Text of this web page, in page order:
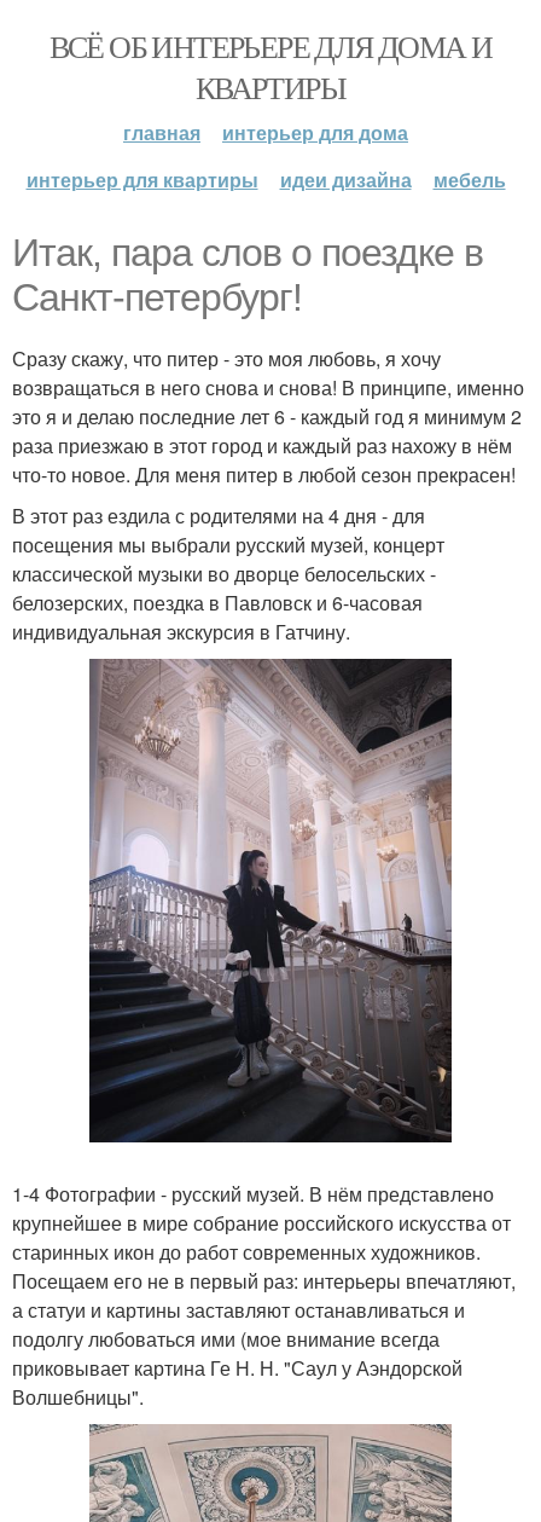
ВСЁ ОБ ИНТЕРЬЕРЕ ДЛЯ ДОМА И
КВАРТИРЫ
главная
интерьер для дома
интерьер для квартиры
идеи дизайна мебель
Итак, пара слов о поездке в
Санкт-петербург!
Сразу скажу, что питер - это моя любовь, я хочу
возвращаться в него снова и снова! В принципе, именно
это я и делаю последние лет 6 - каждый год я минимум 2
раза приезжаю в этот город и каждый раз нахожу в нём
что-то новое. Для меня питер в любой сезон прекрасен!
В этот раз ездила с родителями на 4 дня - для
посещения мы выбрали русский музей, концерт
классической музыки во дворце белосельских -
белозерских, поездка в Павловск и 6-часовая
индивидуальная экскурсия в Гатчину.
1-4 Фотографии - русский музей. В нём представлено
крупнейшее в мире собрание российского искусства от
старинных икон до работ современных художников.
Посещаем его не в первый раз: интерьеры впечатляют,
а статуи и картины заставляют останавливаться и
подолгу любоваться ими (мое внимание всегда
приковывает картина Ге Н. Н. "Саул у Аэндорской
Волшебницы".